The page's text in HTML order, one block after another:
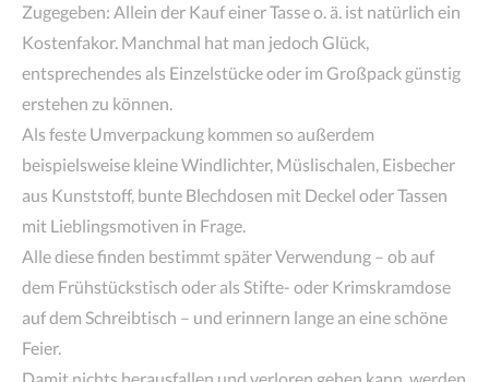
Zugegeben: Allein der Kauf einer Tasse o. ä. ist natürlich ein
Kostenfakor. Manchmal hat man jedoch Glück,
entsprechendes als Einzelstücke oder im Großpack günstig
erstehen zu können.
Als feste Umverpackung kommen so außerdem
beispielsweise kleine Windlichter, Müslischalen, Eisbecher
aus Kunststoff, bunte Blechdosen mit Deckel oder Tassen
mit Lieblingsmotiven in Frage.
Alle diese finden bestimmt später Verwendung – ob auf
dem Frühstückstisch oder als Stifte- oder Krimskramdose
auf dem Schreibtisch – und erinnern lange an eine schöne
Feier.